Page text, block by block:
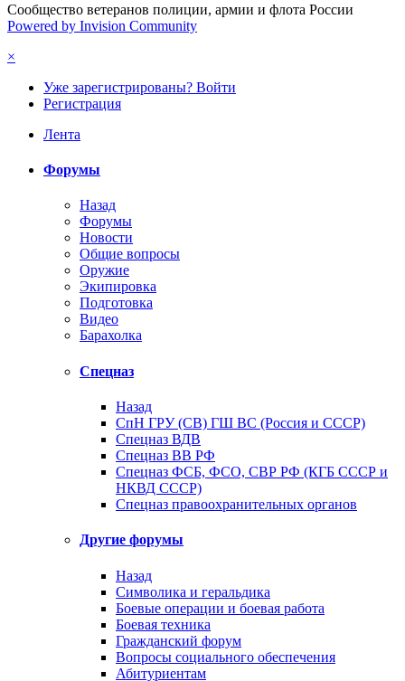
Сообщество ветеранов полиции, армии и флота России
Powered by Invision Community
×
Уже зарегистрированы? Войти
Регистрация
Лента
Форумы
Назад
Форумы
Новости
Общие вопросы
Оружие
Экипировка
Подготовка
Видео
Барахолка
Спецназ
Назад
СпН ГРУ (СВ) ГШ ВС (Россия и СССР)
Спецназ ВДВ
Спецназ ВВ РФ
Спецназ ФСБ, ФСО, СВР РФ (КГБ СССР и
НКВД СССР)
Спецназ правоохранительных органов
Другие форумы
Назад
Символика и геральдика
Боевые операции и боевая работа
Боевая техника
Гражданский форум
Вопросы социального обеспечения
Абитуриентам